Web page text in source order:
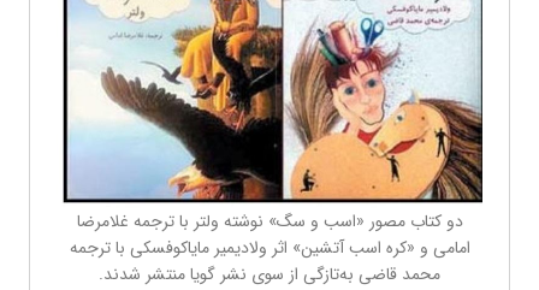
دو کتاب مصور «اسب و سگ» نوشته ولتر با ترجمه غلامرضا
امامی و «کره اسب آتشین» اثر ولادیمیر مایاکوفسکی با ترجمه
محمد قاضی به‌تازگی از سوی نشر گویا منتشر شدند.